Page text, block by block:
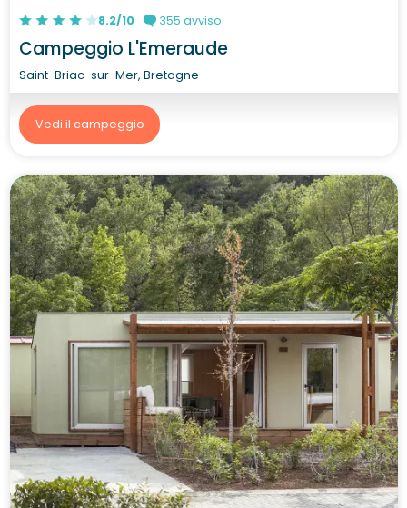
8.2/10 355 avviso
Campeggio L'Emeraude
Saint-Briac-sur-Mer, Bretagne
Vedi il campeggio